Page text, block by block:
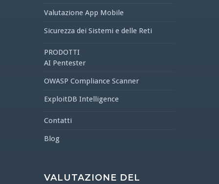
Valutazione App Mobile
Sicurezza dei Sistemi e delle Reti
PRODOTTI
AI Pentester
OWASP Compliance Scanner
ExploitDB Intelligence
Contatti
Blog
VALUTAZIONE DEL